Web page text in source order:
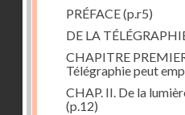
PRÉFACE(p.r5)
DE LA
CHAPITRE
Télégraphie peut
CHAP. II. De la
(p.12)